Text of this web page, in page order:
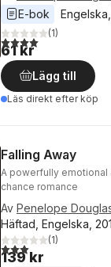
E-bok
Engelska
4,0utav 5 stjärnor.
(1)
61 kr
Lägg till
Läs direkt efter köp
Falling Away
A powerfully
chance romance
Av Penelope
Häftad, Engelska,
3,0utav 5 stjärnor.
(1)
139 kr